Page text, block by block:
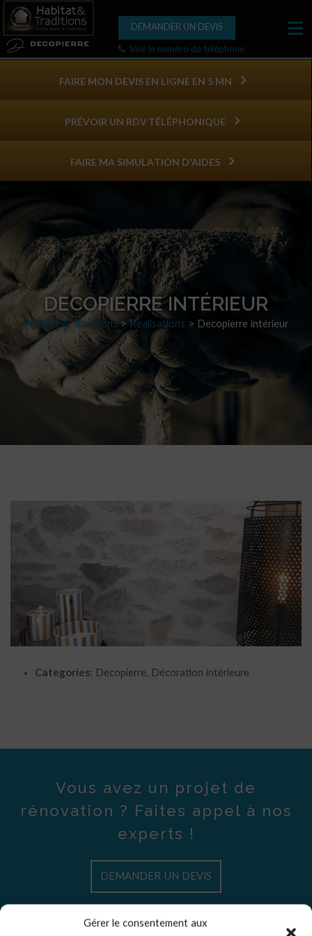
Gérer le consentement aux
DEMANDER UN DEVIS
Voir le numéro de téléphone
FAIRE MON DEVIS EN LIGNE EN 5 MN
PRÉVOIR UN RDV TÉLÉPHONIQUE
FAIRE MA SIMULATION D'AIDES
DECOPIERRE INTÉRIEUR
Habitat & Traditions> Réalisations > Decopierre intérieur
Categories: Decopierre, Décoration intérieure
Vous avez un projet de
rénovation ? Faites appel à nos
experts !
DEMANDER UN DEVIS